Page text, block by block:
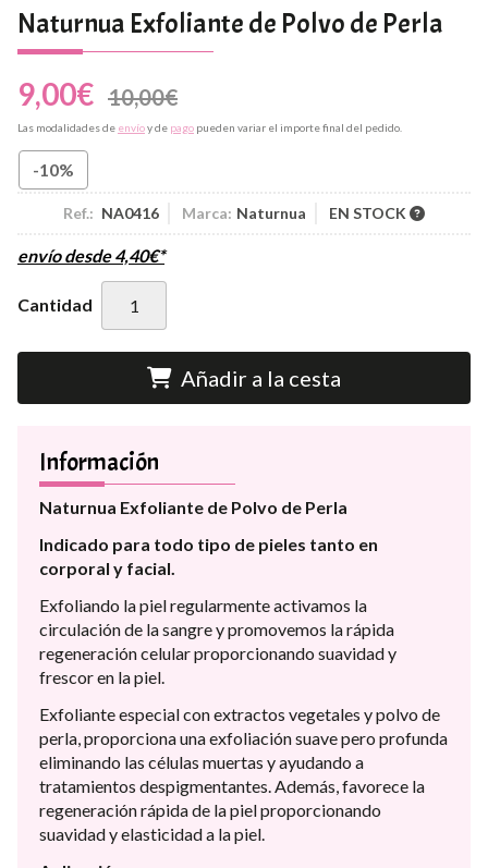
Naturnua Exfoliante de Polvo de Perla
9,00€ 10,00€
Las modalidades de envíoy de pago pueden variar el importe final del pedido.
-10%
Ref.: NA0416 Marca: Naturnua EN STOCK
envío desde4,40€*
Cantidad
Añadir a la cesta
Información
Naturnua Exfoliante de Polvo de Perla
Indicado para todo tipo de pieles tanto en
corporal y facial.
Exfoliando la piel regularmente activamos la
circulación de la sangre y promovemos la rápida
regeneración celular proporcionando suavidad y
frescor en la piel.
Exfoliante especial con extractos vegetales y polvo de
perla, proporciona una exfoliación suave pero profunda
eliminando las células muertas y ayudando a
tratamientos despigmentantes. Además, favorece la
regeneración rápida de la piel proporcionando
suavidad y elasticidad a la piel.